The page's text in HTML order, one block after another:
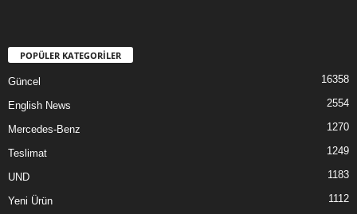
POPÜLER KATEGORİLER
Güncel 16358
English News 2554
Mercedes-Benz 1270
Teslimat 1249
UND 1183
Yeni Ürün 1112